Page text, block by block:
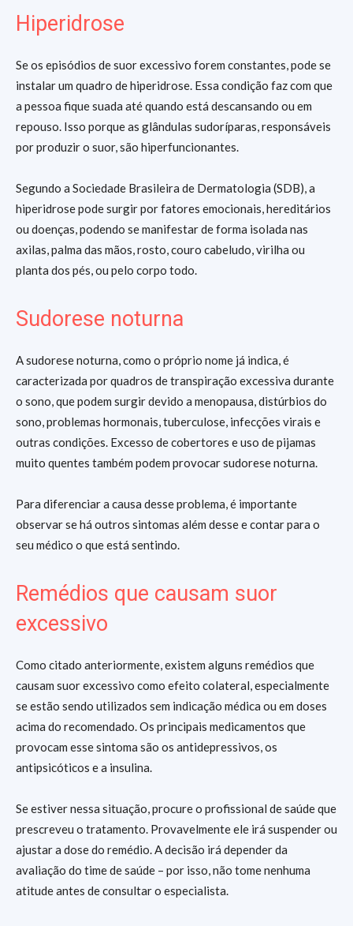
Hiperidrose
Se os episódios de suor excessivo forem constantes, pode se
instalar um quadro de hiperidrose. Essa condição faz com que
a pessoa fique suada até quando está descansando ou em
repouso. Isso porque as glândulas sudoríparas, responsáveis
por produzir o suor, são hiperfuncionantes.
Segundo a Sociedade Brasileira de Dermatologia (SDB), a
hiperidrose pode surgir por fatores emocionais, hereditários
ou doenças, podendo se manifestar de forma isolada nas
axilas, palma das mãos, rosto, couro cabeludo, virilha ou
planta dos pés, ou pelo corpo todo.
Sudorese noturna
A sudorese noturna, como o próprio nome já indica, é
caracterizada por quadros de transpiração excessiva durante
o sono, que podem surgir devido a menopausa, distúrbios do
sono, problemas hormonais, tuberculose, infecções virais e
outras condições. Excesso de cobertores e uso de pijamas
muito quentes também podem provocar sudorese noturna.
Para diferenciar a causa desse problema, é importante
observar se há outros sintomas além desse e contar para o
seu médico o que está sentindo.
Remédios que causam suor
excessivo
Como citado anteriormente, existem alguns remédios que
causam suor excessivo como efeito colateral, especialmente
se estão sendo utilizados sem indicação médica ou em doses
acima do recomendado. Os principais medicamentos que
provocam esse sintoma são os antidepressivos, os
antipsicóticos e a insulina.
Se estiver nessa situação, procure o profissional de saúde que
prescreveu o tratamento. Provavelmente ele irá suspender ou
ajustar a dose do remédio. A decisão irá depender da
avaliação do time de saúde – por isso, não tome nenhuma
atitude antes de consultar o especialista.